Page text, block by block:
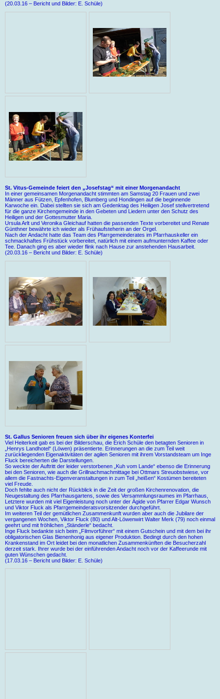
(20.03.16 – Bericht und Bilder: E. Schüle)
St. Vitus-Gemeinde feiert den „Josefstag“ mit einer Morgenandacht
In einer gemeinsamen Morgenandacht stimmten am Samstag 20 Frauen und zwei
Männer aus Fützen, Epfenhofen, Blumberg und Hondingen auf die beginnende
Karwoche ein. Dabei stellten sie sich am Gedenktag des Heiligen Josef stellvertretend
für die ganze Kirchengemeinde in den Gebeten und Liedern unter den Schutz des
Heiligen und der Gottesmutter Maria.
Ursula Arlt und Veronika Gleichauf hatten die passenden Texte vorbereitet und Renate
Günthner bewährte ich wieder als Frühaufsteherin an der Orgel.
Nach der Andacht hatte das Team des Pfarrgemeinderates im Pfarrhauskeller ein
schmackhaftes Frühstück vorbereitet, natürlich mit einem aufmunternden Kaffee oder
Tee. Danach ging es aber wieder flink nach Hause zur anstehenden Hausarbeit.
(20.03.16 – Bericht und Bilder: E. Schüle)
St. Gallus Senioren freuen sich über ihr eigenes Konterfei
Viel Heiterkeit gab es bei der Bilderschau, die Erich Schüle den betagten Senioren in
„Henrys Landhotel“ (Löwen) präsentierte. Erinnerungen an die zum Teil weit
zurückliegenden Eigenaktivitäten der agilen Senioren mit ihrem Vorstandsteam um Inge
Fluck bereicherten die Darstellungen.
So weckte der Auftritt der leider verstorbenen „Kuh vom Lande“ ebenso die Erinnerung
bei den Senioren, wie auch die Grillnachmachmittage bei Ottmars Streuobstwiese, vor
allem die Fastnachts-Eigenveranstaltungen in zum Teil „heißen“ Kostümen bereiteten
viel Freude.
Doch fehlte auch nicht der Rückblick in die Zeit der großen Kirchenrenovation, die
Neugestaltung des Pfarrhausgartens, sowie des Versammlungsraumes im Pfarrhaus,
Letztere wurden mit viel Eigenleistung noch unter der Ägide von Pfarrer Edgar Wunsch
und Viktor Fluck als Pfarrgemeinderatsvorsitzender durchgeführt.
Im weiteren Teil der gemütlichen Zusammenkunft wurden aber auch die Jubilare der
vergangenen Wochen, Viktor Fluck (80) und Alt-Löwenwirt Walter Merk (79) noch einmal
geehrt und mit fröhlichen „Ständerle“ bedacht.
Inge Fluck bedankte sich beim „Filmvorführer“ mit einem Gutschein und mit dem bei ihr
obligatorischen Glas Bienenhonig aus eigener Produktion. Bedingt durch den hohen
Krankenstand im Ort leidet bei den monatlichen Zusammenkünften die Besucherzahl
derzeit stark. Ihrer wurde bei der einführenden Andacht noch vor der Kaffeerunde mit
guten Wünschen gedacht.
(17.03.16 – Bericht und Bilder: E. Schüle)